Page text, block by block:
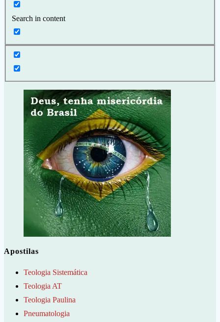
Search in content
Apostilas
Teologia Sistemática
Teologia AT
Teologia Paulina
Pneumatologia